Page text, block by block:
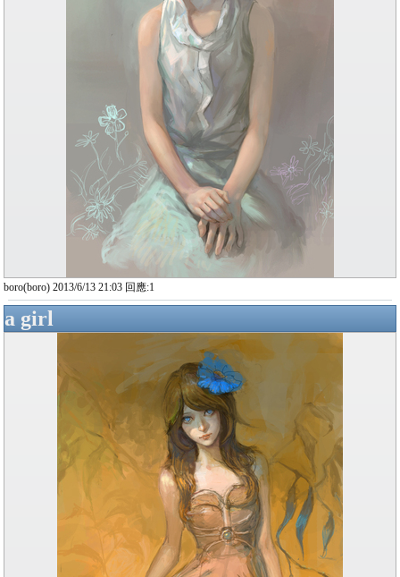
boro(boro) 2013/6/13 21:03 回應:1
a girl